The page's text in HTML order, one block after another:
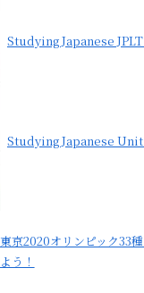
Studying Japanese
Studying Japanese Unit
東京2020オリンピック33
よう！